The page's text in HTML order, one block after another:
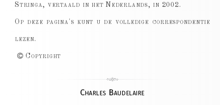
Stringa, vertaald in het Nederlands, in 2002.
Op deze pagina's kunt u de volledige correspondentie
lezen.
Copyright
Charles Baudelaire